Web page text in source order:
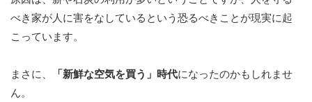
べき家が人に害をなしているという恐るべきことが現実に起
こっています。
まさに、 「新鮮な空気を買う」時代になったのかもしれませ
ん。